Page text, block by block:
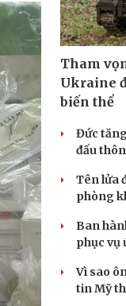
Tham
Ukraine
biến thể
Đức
đấu
Tên lửa
phòng
Ban
phục vụ
Vì sao
tin Mỹ